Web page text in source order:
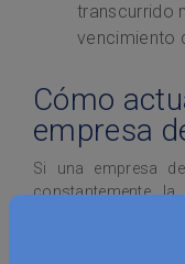
transcurrido
vencimiento
Cómo
empresa
Si una empresa
constantemente,